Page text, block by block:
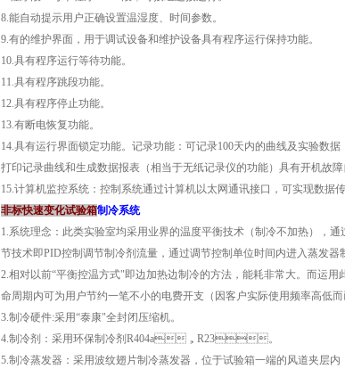
8.能自动提示用户正确设置温湿度、时间参数。
9.有的维护界面，用于调试设备和维护设备具有程序运行保持功能。
10.具有程序运行等待功能。
11.具有程序跳段功能。
12.具有程序停止功能。
13.有断电恢复功能。
14.具有运行界面锁定功能。记录功能：可记录100天内的曲线及实验数据
打印记录曲线和生成数据报表（相当于无纸记录仪的功能）具有开机故障自检
15.计算机监控系统：控制系统通过计算机以太网通讯接口，可实现数据传
非标快速变化试验箱制冷系统
1.系统理念：此类实验室均采用业界的温度平衡技术（制冷不加热）
节技术即PID控制调节制冷剂流量，通过调节控制单位时间内进入蒸发器制冷
2.相对以前“平衡控温方式"即边加热边制冷的方法，能耗非常大。而
命周期内可为用户节约一笔不小的电费开支（因客户实际使用频率高低而
3.制冷硬件:采用“泰康"全封闭压缩机。
4.制冷剂：采用环保制冷剂R404a，R23。
5.制冷蒸发器：采用波纹翅片制冷蒸发器，位于试验箱一端的风道夹层内